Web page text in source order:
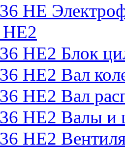
НЕ
НЕ2 Блок
НЕ2 Вал
НЕ2 Вал
НЕ2 Валы и
НЕ2